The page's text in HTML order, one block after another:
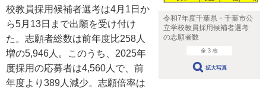
令和7年度千葉県・千葉市公
立学校教員採用候補者選考
の志願者数
全 3 枚
拡大写真
校教員採用候補者選考は4月1日か
ら5月13日まで出願を受け付け
た。志願者総数は前年度比258人
増の5,946人。このうち、2025年
度採用の応募者は4,560人で、前
年度より389人減少。志願倍率は